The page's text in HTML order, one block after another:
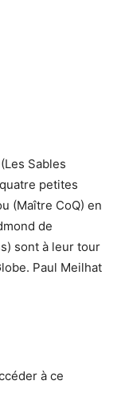
Sables
petites
(Maître CoQ) en
de
sont à leur tour
Paul Meilhat
à ce